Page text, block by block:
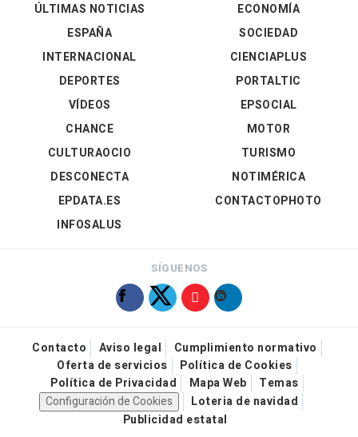
ÚLTIMAS NOTICIAS
ESPAÑA
INTERNACIONAL
DEPORTES
VÍDEOS
ECONOMÍA
SOCIEDAD
CIENCIAPLUS
PORTALTIC
EPSOCIAL
CHANCE
CULTURAOCIO
DESCONECTA
EPDATA.ES
INFOSALUS
MOTOR
TURISMO
NOTIMÉRICA
CONTACTOPHOTO
SÍGUENOS
Contacto Aviso legal
Cumplimiento normativo
Oferta de servicios
Política de Cookies
Política de Privacidad
Mapa Web
Temas
Configuración de Cookies
Loteria de navidad
Publicidad estatal